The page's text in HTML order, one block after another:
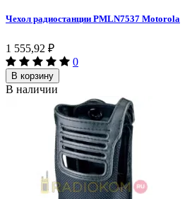
Чехол радиостанции PMLN7537 Motorola
1 555,92 ₽
0
В корзину
В наличии